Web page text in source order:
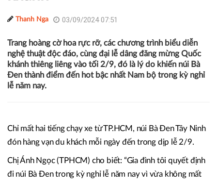
Thanh Nga 03/09/2024 07:51
Trang hoàng cờ hoa rực rỡ, các chương trình biểu diễn
nghệ thuật độc đáo, cùng đại lễ dâng đăng mừng Quốc
khánh thiêng liêng vào tối 2/9, đó là lý do khiến núi Bà
Đen thành điểm đến hot bậc nhất Nam bộ trong kỳ nghỉ
lễ năm nay.
Chỉ mất hai tiếng chạy xe từ TP.HCM, núi Bà Đen Tây Ninh
đón hàng vạn du khách mỗi ngày đến trong dịp lễ 2/9.
Chị Ánh Ngọc (TPHCM) cho biết: “Gia đình tôi quyết định
đi núi Bà Đen trong kỳ nghỉ lễ năm nay vì vừa không mất